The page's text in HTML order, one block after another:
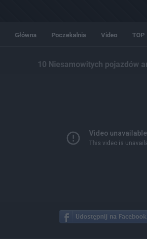
Główna Poczekalnia Video TOP
10 Niesamowitych pojazdów